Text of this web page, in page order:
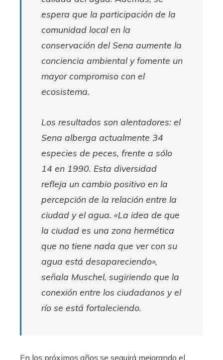
espera que la participación de la
comunidad local en la
conservación del Sena aumente la
conciencia ambiental y fomente un
mayor compromiso con el
ecosistema.
Los resultados son alentadores: el
Sena alberga actualmente 34
especies de peces, frente a sólo
14 en 1990. Esta diversidad
refleja un cambio positivo en la
percepción de la relación entre la
ciudad y el agua. «La idea de que
la ciudad es una zona hermética
que no tiene nada que ver con su
agua está desapareciendo»,
señala Muschel, sugiriendo que la
conexión entre los ciudadanos y el
río se está fortaleciendo.
En los próximos años se seguirá mejorando el